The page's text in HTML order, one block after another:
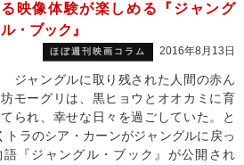
る映像体験が楽しめる『ジャング
ル・ブック』
ほぼ週刊映画コラム 2016年8月13日
ジャングルに取り残された人間の赤ん
坊モーグリは、黒ヒョウとオオカミに育
てられ、幸せな日々を過ごしていた。と
トラのシア・カーンがジャングルに戻っ
『ジャングル・ブック』が公開され